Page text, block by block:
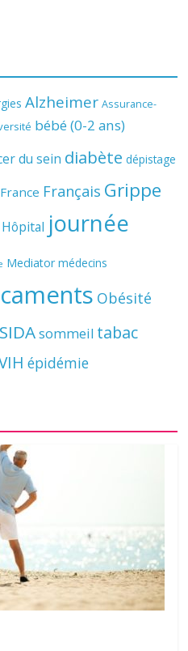
Alzheimer Assurance-
bébé (0-2 ans)
du sein diabète dépistage
France Français Grippe
Hôpital journée
Mediator médecins
Obésité
SIDAsommeil tabac
épidémie